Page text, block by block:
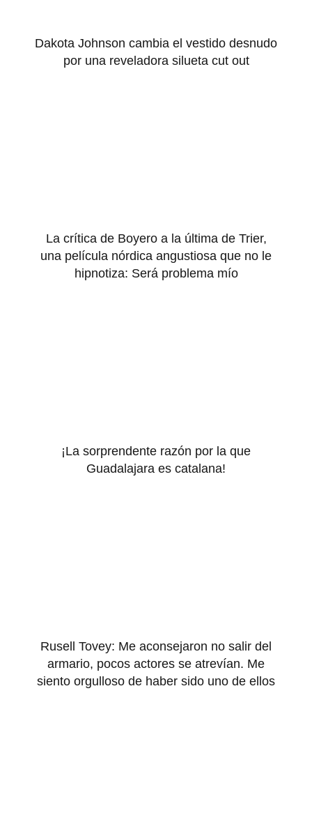
Dakota Johnson cambia el vestido desnudo
por una reveladora silueta cut out
La crítica de Boyero a la última de Trier,
una película nórdica angustiosa que no le
hipnotiza: Será problema mío
¡La sorprendente razón por la que
Guadalajara es catalana!
Rusell Tovey: Me aconsejaron no salir del
armario, pocos actores se atrevían. Me
siento orgulloso de haber sido uno de ellos